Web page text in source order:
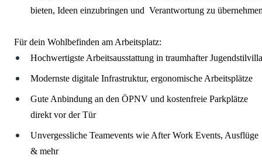
bieten, Ideen einzubringen und Verantwortung zu
Für dein Wohlbefinden am Arbeitsplatz:
Hochwertigste Arbeitsausstattung in traumhafter Jugendstilvilla
Modernste digitale Infrastruktur, ergonomische Arbeitsplätze
Gute Anbindung an den ÖPNV und kostenfreie Parkplätze
direkt vor der Tür
Unvergessliche Teamevents wie After Work Events, Ausflüge
& mehr